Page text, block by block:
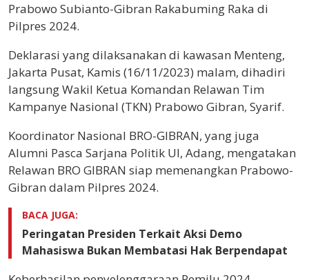
Prabowo Subianto-Gibran Rakabuming Raka di
Pilpres 2024.
Deklarasi yang dilaksanakan di kawasan Menteng,
Jakarta Pusat, Kamis (16/11/2023) malam, dihadiri
langsung Wakil Ketua Komandan Relawan Tim
Kampanye Nasional (TKN) Prabowo Gibran, Syarif.
Koordinator Nasional BRO-GIBRAN, yang juga
Alumni Pasca Sarjana Politik UI, Adang, mengatakan
Relawan BRO GIBRAN siap memenangkan Prabowo-
Gibran dalam Pilpres 2024.
BACA JUGA:
Peringatan Presiden Terkait Aksi Demo
Mahasiswa Bukan Membatasi Hak Berpendapat